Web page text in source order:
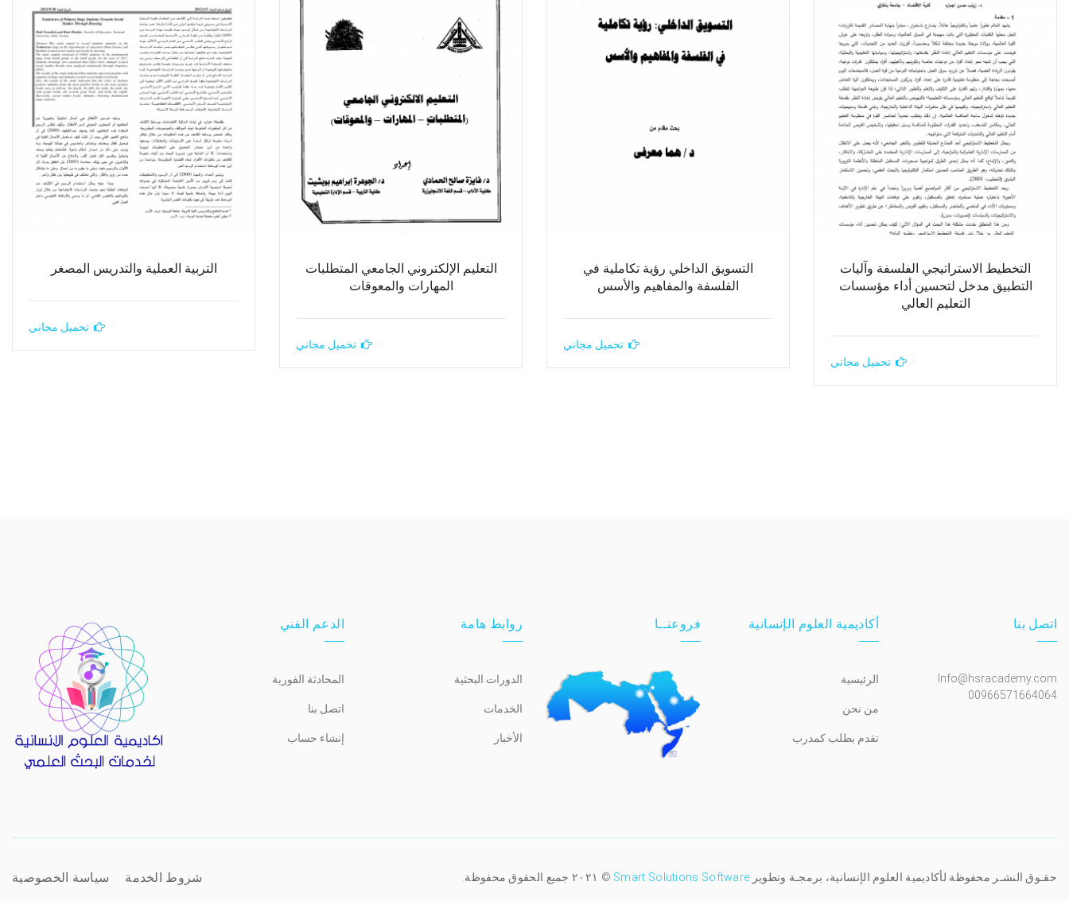
التخطيط الاستراتيجي الفلسفة وآليات
التطبيق مدخل لتحسين أداء مؤسسات
التعليم العالي
تحميل مجاني
التسويق الداخلي رؤية تكاملية في
الفلسفة والمفاهيم والأسس
تحميل مجاني
التعليم الإلكتروني الجامعي المتطلبات
المهارات والمعوقات
تحميل مجاني
التربية العملية والتدريس المصغر
تحميل مجاني
اتصل بنا
Info@hsracademy.com
00966571664064
أكاديمية العلوم الإنسانية
الرئيسية
من نحن
تقدم بطلب كمدرب
فروعنــا روابط هامة
الدورات البحثية
الخدمات
الأخبار
الدعم الفني
المحادثة الفورية
اتصل بنا
إنشاء حساب
حقـوق النشـر محفوظة لأكاديمية العلوم الإنسانية، برمجـة وتطوير Smart Solutions Software © ٢٠٢١ جميع الحقوق محفوظة. شروط الخدمة سياسة الخصوصية